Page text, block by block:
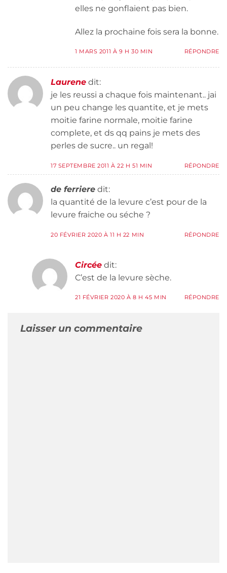
elles ne gonflaient pas bien.
Allez la prochaine fois sera la bonne.
1 MARS 2011 À 9 H 30 MIN RÉPONDRE
Laurene dit:
je les reussi a chaque fois maintenant.. jai
un peu change les quantite, et je mets
moitie farine normale, moitie farine
complete, et ds qq pains je mets des
perles de sucre.. un regal!
17 SEPTEMBRE 2011 À 22 H 51 MIN RÉPONDRE
de ferriere dit:
la quantité de la levure c’est pour de la
levure fraiche ou séche ?
20 FÉVRIER 2020 À 11 H 22 MIN RÉPONDRE
Circée dit:
C’est de la levure sèche.
21 FÉVRIER 2020 À 8 H 45 MIN RÉPONDRE
Laisser un commentaire